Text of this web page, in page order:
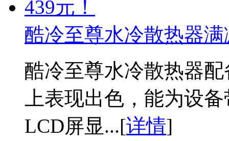
酷冷至尊水冷散热器
酷冷至尊水冷散热器
上表现出色，能为设
LCD屏显...[详情]